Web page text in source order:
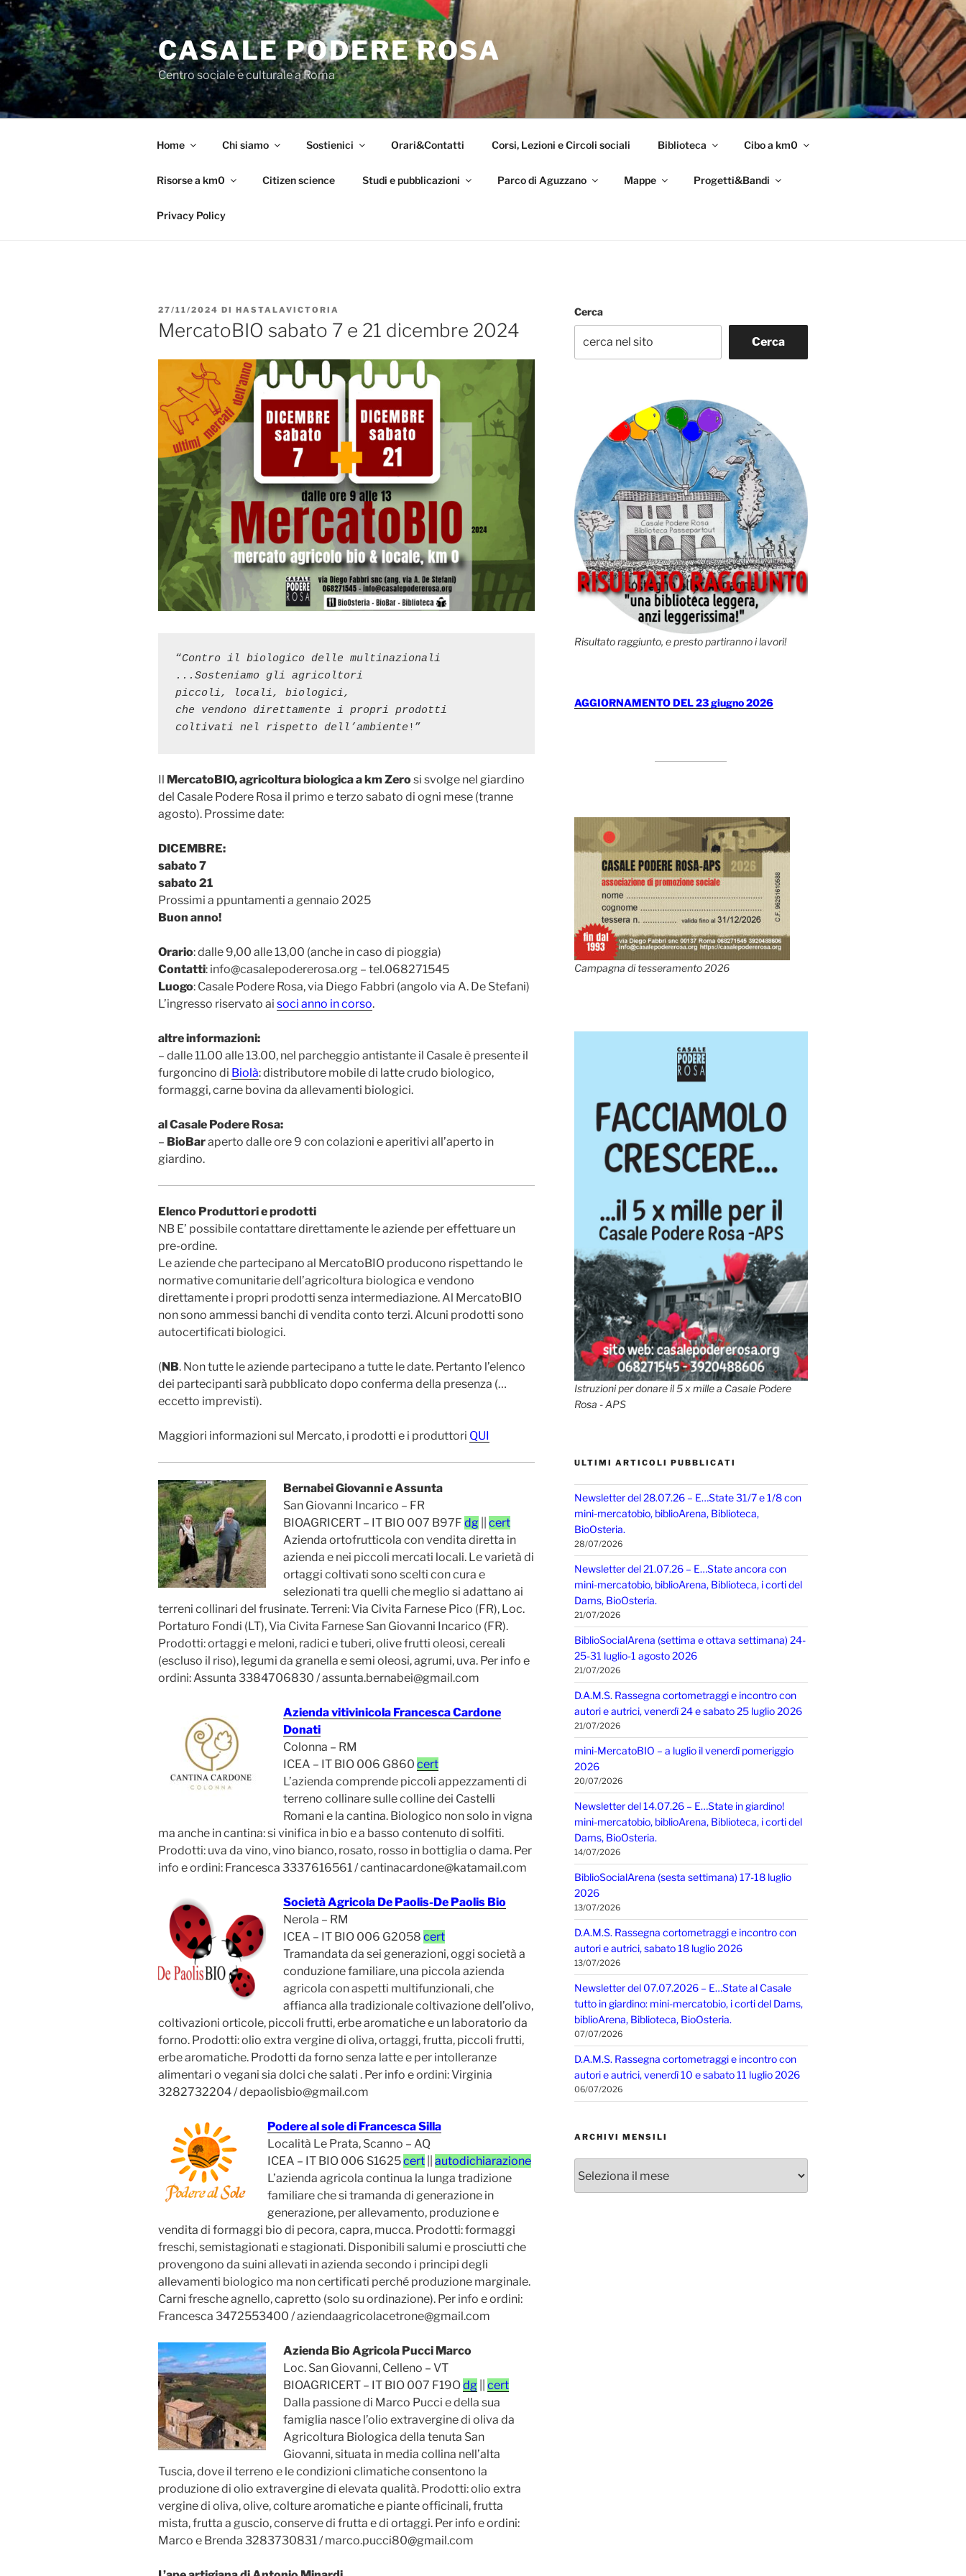
Salta
al
contenuto
CASALE PODERE ROSA
Centro sociale e culturale a Roma
Home Chi siamo Sostienici Orari&Contatti Corsi, Lezioni e Circoli sociali Biblioteca Cibo a km0
Risorse a km0 Citizen science Studi e pubblicazioni Parco di Aguzzano Mappe Progetti&Bandi
Privacy Policy
PUBBLICATO
IL
27/11/2024 DI HASTALAVICTORIA
MercatoBIO sabato 7 e 21 dicembre 2024
“Contro il biologico delle multinazionali
...Sosteniamo gli agricoltori
piccoli, locali, biologici,
che vendono direttamente i propri prodotti
coltivati nel rispetto dell’ambiente !”
Il MercatoBIO, agricoltura biologica a km Zerosi svolge nel giardino
del Casale Podere Rosa il primo e terzo sabato di ogni mese (tranne
agosto). Prossime date:
DICEMBRE:
sabato 7
sabato 21
Prossimi a ppuntamenti a gennaio 2025
Buon anno!
Orario: dalle 9,00 alle 13,00 (anche in caso di pioggia)
Contatti: info@casalepodererosa.org – tel.068271545
Luogo: Casale Podere Rosa, via Diego Fabbri (angolo via A. De Stefani)
L’ingresso riservato ai soci anno in corso.
altre informazioni:
– dalle 11.00 alle 13.00, nel parcheggio antistante il Casale è presente il
furgoncino di Biolà: distributore mobile di latte crudo biologico,
formaggi, carne bovina da allevamenti biologici.
al Casale Podere Rosa:
– BioBaraperto dalle ore 9 con colazioni e aperitivi all’aperto in
giardino.
Elenco Produttori e prodotti
NB E’ possibile contattare direttamente le aziende per effettuare un
pre-ordine.
Le aziende che partecipano al MercatoBIO producono rispettando le
normative comunitarie dell’agricoltura biologica e vendono
direttamente i propri prodotti senza intermediazione. Al MercatoBIO
non sono ammessi banchi di vendita conto terzi. Alcuni prodotti sono
autocertificati biologici.
(NB. Non tutte le aziende partecipano a tutte le date. Pertanto l’elenco
dei partecipanti sarà pubblicato dopo conferma della presenza (…
eccetto imprevisti).
Maggiori informazioni sul Mercato, i prodotti e i produttori QUI
Bernabei Giovanni e Assunta
San Giovanni Incarico – FR
BIOAGRICERT – IT BIO 007 B97F dg
cert
Azienda ortofrutticola con vendita diretta in
azienda e nei piccoli mercati locali. Le varietà di
ortaggi coltivati sono scelti con cura e
selezionati tra quelli che meglio si adattano ai
terreni collinari del frusinate. Terreni: Via Civita Farnese Pico (FR), Loc.
Portaturo Fondi (LT), Via Civita Farnese San Giovanni Incarico (FR).
Prodotti: ortaggi e meloni, radici e tuberi, olive frutti oleosi, cereali
(escluso il riso), legumi da granella e semi oleosi, agrumi, uva. Per info e
ordini: Assunta 3384706830 / assunta.bernabei@gmail.com
Azienda vitivinicola Francesca Cardone
Donati
Colonna – RM
ICEA – IT BIO 006 G860 cert
L’azienda comprende piccoli appezzamenti di
terreno collinare sulle colline dei Castelli
Romani e la cantina. Biologico non solo in vigna
ma anche in cantina: si vinifica in bio e a basso contenuto di solfiti.
Prodotti: uva da vino, vino bianco, rosato, rosso in bottiglia o dama. Per
info e ordini: Francesca 3337616561 / cantinacardone@katamail.com
Società Agricola De Paolis-De Paolis Bio
Nerola – RM
ICEA – IT BIO 006 G2058 cert
Tramandata da sei generazioni, oggi società a
conduzione familiare, una piccola azienda
agricola con aspetti multifunzionali, che
affianca alla tradizionale coltivazione dell’olivo,
coltivazioni orticole, piccoli frutti, erbe aromatiche e un laboratorio da
forno. Prodotti: olio extra vergine di oliva, ortaggi, frutta, piccoli frutti,
erbe aromatiche. Prodotti da forno senza latte e per intolleranze
alimentari o vegani sia dolci che salati . Per info e ordini: Virginia
3282732204 / depaolisbio@gmail.com
Podere al sole di Francesca Silla
Località Le Prata, Scanno – AQ
ICEA – IT BIO 006 S1625cert
autodichiarazione
L’azienda agricola continua la lunga tradizione
familiare che si tramanda di generazione in
generazione, per allevamento, produzione e
vendita di formaggi bio di pecora, capra, mucca. Prodotti: formaggi
freschi, semistagionati e stagionati. Disponibili salumi e prosciutti che
provengono da suini allevati in azienda secondo i principi degli
allevamenti biologico ma non certificati perché produzione marginale.
Carni fresche agnello, capretto (solo su ordinazione). Per info e ordini:
Francesca 3472553400 / aziendaagricolacetrone@gmail.com
Azienda Bio Agricola Pucci Marco
Loc. San Giovanni, Celleno – VT
BIOAGRICERT – IT BIO 007 F19Odg
cert
Dalla passione di Marco Pucci e della sua
famiglia nasce l’olio extravergine di oliva da
Agricoltura Biologica della tenuta San
Giovanni, situata in media collina nell’alta
Tuscia, dove il terreno e le condizioni climatiche consentono la
produzione di olio extravergine di elevata qualità. Prodotti: olio extra
vergine di oliva, olive, colture aromatiche e piante officinali, frutta
mista, frutta a guscio, conserve di frutta e di ortaggi. Per info e ordini:
Marco e Brenda 3283730831 / marco.pucci80@gmail.com
Cerca
Cerca
Risultato raggiunto, e presto partiranno i lavori!
AGGIORNAMENTO DEL 23 giugno 2026
Campagna di tesseramento 2026
Istruzioni per donare il 5 x mille a Casale Podere
Rosa - APS
ULTIMI ARTICOLI PUBBLICATI
Newsletter del 28.07.26 – E…State 31/7 e 1/8 con
mini-mercatobio, biblioArena, Biblioteca,
BioOsteria.
28/07/2026
Newsletter del 21.07.26 – E…State ancora con
mini-mercatobio, biblioArena, Biblioteca, i corti del
Dams, BioOsteria.
21/07/2026
BiblioSocialArena (settima e ottava settimana) 24-
25-31 luglio-1 agosto 2026
21/07/2026
D.A.M.S. Rassegna cortometraggi e incontro con
autori e autrici, venerdì 24 e sabato 25 luglio 2026
21/07/2026
mini-MercatoBIO – a luglio il venerdì pomeriggio
2026
20/07/2026
Newsletter del 14.07.26 – E…State in giardino!
mini-mercatobio, biblioArena, Biblioteca, i corti del
Dams, BioOsteria.
14/07/2026
BiblioSocialArena (sesta settimana) 17-18 luglio
2026
13/07/2026
D.A.M.S. Rassegna cortometraggi e incontro con
autori e autrici, sabato 18 luglio 2026
13/07/2026
Newsletter del 07.07.2026 – E…State al Casale
tutto in giardino: mini-mercatobio, i corti del Dams,
biblioArena, Biblioteca, BioOsteria.
07/07/2026
D.A.M.S. Rassegna cortometraggi e incontro con
autori e autrici, venerdì 10 e sabato 11 luglio 2026
06/07/2026
ARCHIVI MENSILI
mensili